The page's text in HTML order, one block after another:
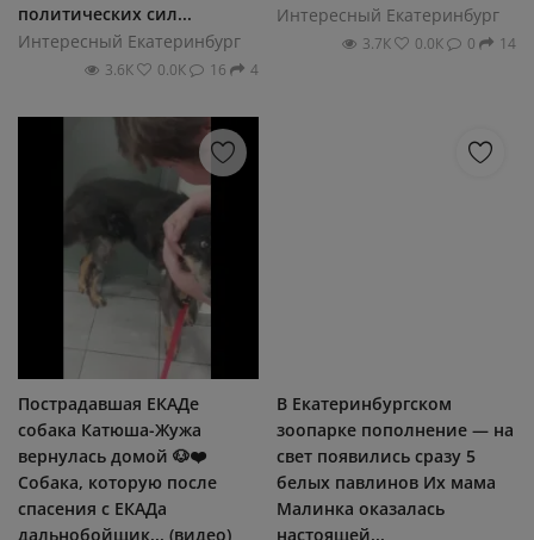
политических сил...
Интересный Екатеринбург
3.6К 0.0К 16 4
Интересный Екатеринбург
3.7К 0.0К 0 14
Пострадавшая ЕКАДе
собака Катюша-Жужа
вернулась домой 🐶❤️
Собака, которую после
спасения с ЕКАДа
дальнобойщик... (видео)
В Екатеринбургском
зоопарке пополнение — на
свет появились сразу 5
белых павлинов Их мама
Малинка оказалась
настоящей...